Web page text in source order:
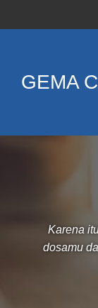
GEMA
Karena
dosamu